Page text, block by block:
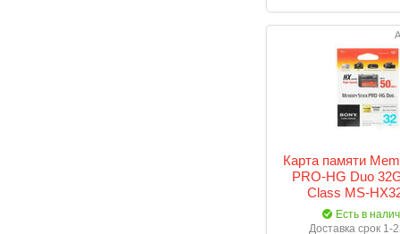
Карта памяти
PRO-HG Duo
Class MS-
Есть в
Доставка срок 1-